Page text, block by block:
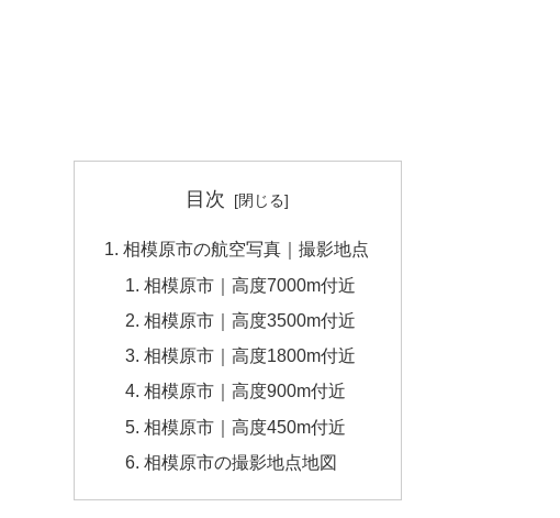
目次
相模原市の航空写真｜撮影地点
相模原市｜高度7000m付近
相模原市｜高度3500m付近
相模原市｜高度1800m付近
相模原市｜高度900m付近
相模原市｜高度450m付近
相模原市の撮影地点地図